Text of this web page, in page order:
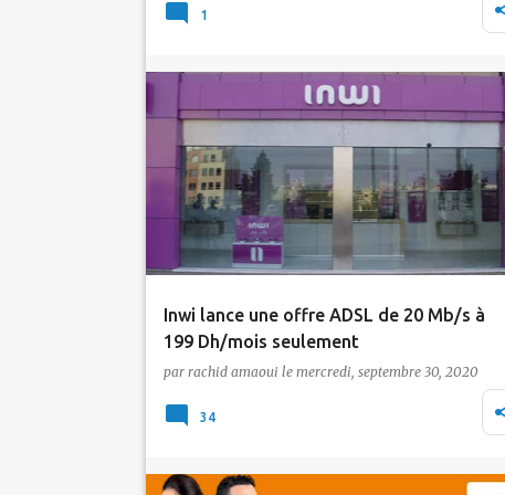
offre ADSL avec un débit allant à 20 Mb/s
1
Inwi lance une offre ADSL de 20 Mb/s à
199 Dh/mois seulement
l'ADSL au profit de la Fibre Optique, voilà que
par rachid amaoui le mercredi, septembre 30, 2020
Actualité ADSL inwi
Abonnement Internet
34